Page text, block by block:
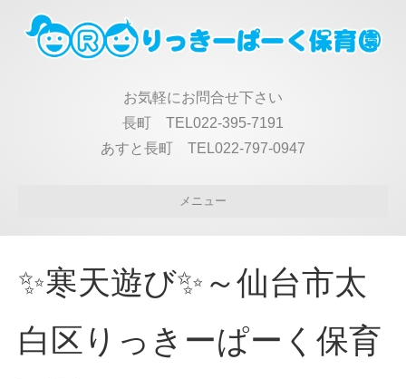
お気軽にお問合せ下さい
長町 TEL022-395-7191
あすと長町 TEL022-797-0947
メニュー
✨寒天遊び✨～仙台市太
白区りっきーぱーく保育